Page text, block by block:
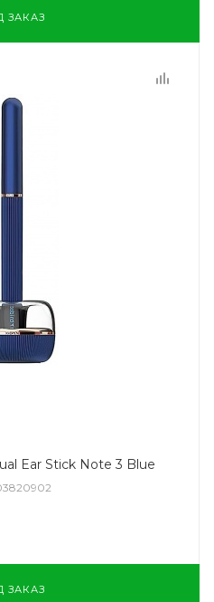
ЗАКАЗ
Ear Stick Note 3 Blue
ЗАКАЗ